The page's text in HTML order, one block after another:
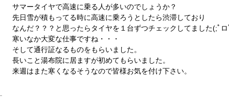
サマータイヤで高速に乗る人が多いのでしょうか？
先日雪が積もってる時に高速に乗ろうとしたら渋滞しており
なんだ？？？と思ったらタイヤを１台ずつチェックしてました(;ﾟロ
寒いなか大変な仕事ですね・・・
そして通行証なるものをもらいました。
長いこと湯布院に居ますが初めてもらいました。
来週はまた寒くなるそうなので皆様お気を付け下さい。